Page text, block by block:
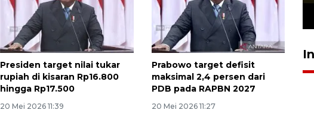
Presiden target nilai tukar
rupiah di kisaran Rp16.800
hingga Rp17.500
20 Mei 2026 11:39
Prabowo target defisit
maksimal 2,4 persen dari
PDB pada RAPBN 2027
20 Mei 2026 11:27
23 Juli 2026 19:12